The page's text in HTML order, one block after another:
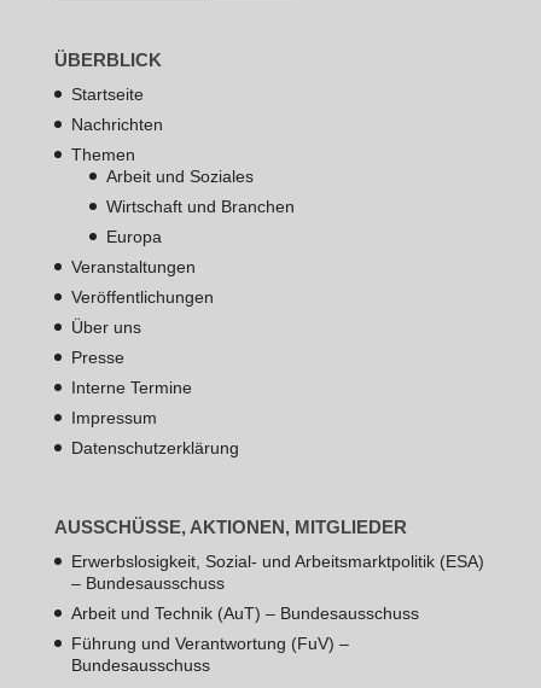
ÜBERBLICK
Startseite
Nachrichten
Themen
Arbeit und Soziales
Wirtschaft und Branchen
Europa
Veranstaltungen
Veröffentlichungen
Über uns
Presse
Interne Termine
Impressum
Datenschutzerklärung
AUSSCHÜSSE, AKTIONEN, MITGLIEDER
Erwerbslosigkeit, Sozial- und Arbeitsmarktpolitik (ESA)
– Bundesausschuss
Arbeit und Technik (AuT) – Bundesausschuss
Führung und Verantwortung (FuV) –
Bundesausschuss